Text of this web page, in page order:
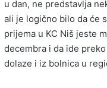
u dan, ne predstavlja
ali je logično bilo da će
prijema u KC Niš jeste
decembra i da ide
dolaze i iz bolnica u